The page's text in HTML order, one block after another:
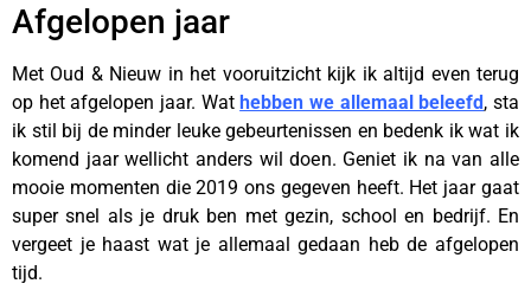
Afgelopen jaar
Met Oud & Nieuw in het vooruitzicht kijk ik altijd even terug
op het afgelopen jaar. Wathebben we allemaal beleefd, sta
ik stil bij de minder leuke gebeurtenissen en bedenk ik wat ik
komend jaar wellicht anders wil doen. Geniet ik na van alle
mooie momenten die 2019 ons gegeven heeft. Het jaar gaat
super snel als je druk ben met gezin, school en bedrijf. En
vergeet je haast wat je allemaal gedaan heb de afgelopen
tijd.